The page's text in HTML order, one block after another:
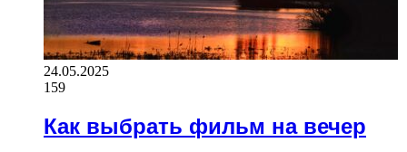
24.05.2025
159
Как выбрать фильм на вечер